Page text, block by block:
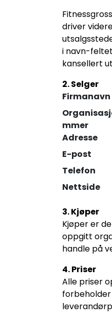
driver
i navn-
kansellert
2. Selger
Firmanavn
mmer
Adresse
E-post
Telefon
Nettside
3. Kjøper
Kjøper er
oppgitt
handle på
4. Priser
Alle priser